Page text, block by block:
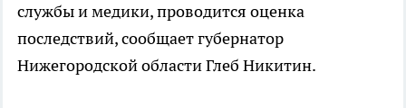
службы и медики, проводится оценка
последствий, сообщает губернатор
Нижегородской области Глеб Никитин.